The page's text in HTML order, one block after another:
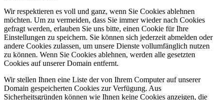
Wir respektieren es voll und ganz, wenn Sie Cookies ablehnen
möchten. Um zu vermeiden, dass Sie immer wieder nach Cookies
gefragt werden, erlauben Sie uns bitte, einen Cookie für Ihre
Einstellungen zu speichern. Sie können sich jederzeit abmelden oder
andere Cookies zulassen, um unsere Dienste vollumfänglich nutzen
zu können. Wenn Sie Cookies ablehnen, werden alle gesetzten
Cookies auf unserer Domain entfernt.
Wir stellen Ihnen eine Liste der von Ihrem Computer auf unserer
Domain gespeicherten Cookies zur Verfügung. Aus
Sicherheitsgründen können wie Ihnen keine Cookies anzeigen, die